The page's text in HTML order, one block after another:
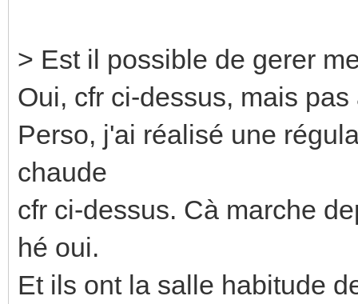
> Est il possible de gerer
Oui, cfr ci-dessus, mais
Perso, j'ai réalisé une
chaude
cfr ci-dessus. Cà marche
hé oui.
Et ils ont la salle habitude